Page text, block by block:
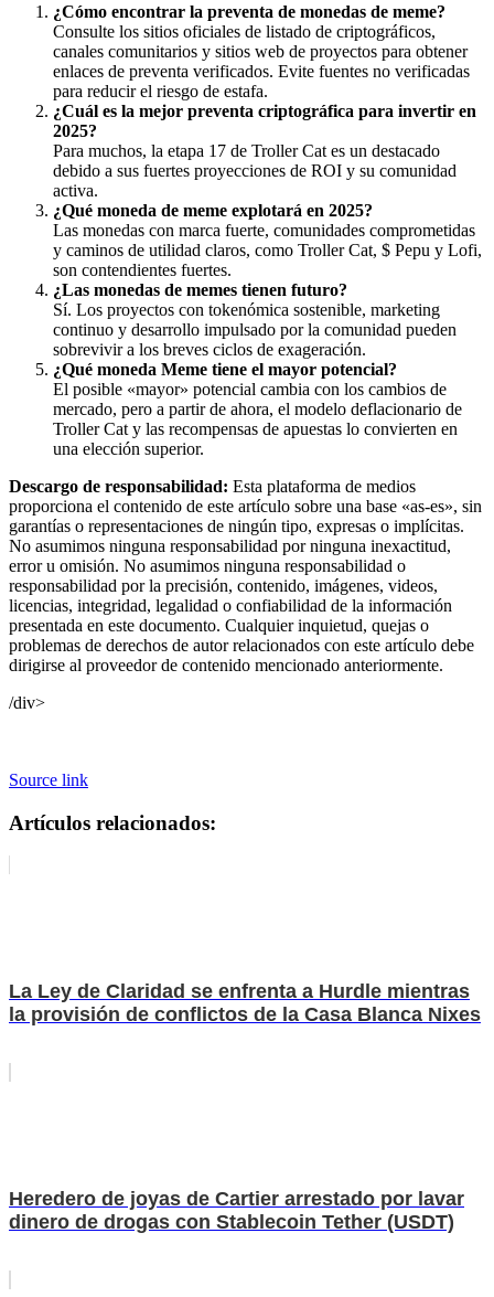
¿Cómo encontrar la preventa de monedas de meme?
Consulte los sitios oficiales de listado de criptográficos,
canales comunitarios y sitios web de proyectos para obtener
enlaces de preventa verificados. Evite fuentes no verificadas
para reducir el riesgo de estafa.
¿Cuál es la mejor preventa criptográfica para invertir en
2025?
Para muchos, la etapa 17 de Troller Cat es un destacado
debido a sus fuertes proyecciones de ROI y su comunidad
activa.
¿Qué moneda de meme explotará en 2025?
Las monedas con marca fuerte, comunidades comprometidas
y caminos de utilidad claros, como Troller Cat, $ Pepu y Lofi,
son contendientes fuertes.
¿Las monedas de memes tienen futuro?
Sí. Los proyectos con tokenómica sostenible, marketing
continuo y desarrollo impulsado por la comunidad pueden
sobrevivir a los breves ciclos de exageración.
¿Qué moneda Meme tiene el mayor potencial?
El posible «mayor» potencial cambia con los cambios de
mercado, pero a partir de ahora, el modelo deflacionario de
Troller Cat y las recompensas de apuestas lo convierten en
una elección superior.
Descargo de responsabilidad: Esta plataforma de medios
proporciona el contenido de este artículo sobre una base «as-es», sin
garantías o representaciones de ningún tipo, expresas o implícitas.
No asumimos ninguna responsabilidad por ninguna inexactitud,
error u omisión. No asumimos ninguna responsabilidad o
responsabilidad por la precisión, contenido, imágenes, videos,
licencias, integridad, legalidad o confiabilidad de la información
presentada en este documento. Cualquier inquietud, quejas o
problemas de derechos de autor relacionados con este artículo debe
dirigirse al proveedor de contenido mencionado anteriormente.
/div>
Source link
Artículos relacionados:
La Ley de Claridad se enfrenta a Hurdle mientras
la provisión de conflictos de la Casa Blanca Nixes
Heredero de joyas de Cartier arrestado por lavar
dinero de drogas con Stablecoin Tether (USDT)